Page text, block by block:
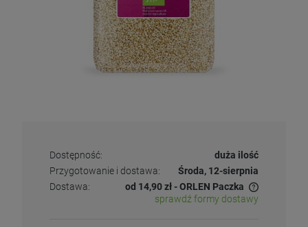
Dostępność:
duża ilość
Przygotowanie i dostawa:
Środa, 12-sierpnia
Dostawa:
od 14,90 zł- ORLEN Paczka
sprawdź formy dostawy